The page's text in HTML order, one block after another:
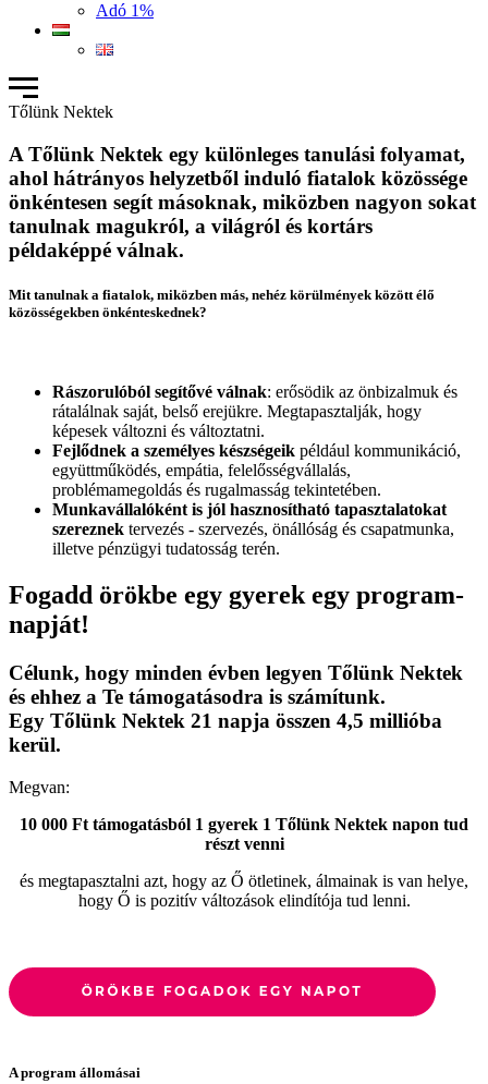
Adó 1%
Tőlünk Nektek
A Tőlünk Nektek egy különleges tanulási folyamat,
ahol hátrányos helyzetből induló fiatalok közössége
önkéntesen segít másoknak, miközben nagyon sokat
tanulnak magukról, a világról és kortárs
példaképpé válnak.
Mit tanulnak a fiatalok, miközben más, nehéz körülmények között élő
közösségekben önkénteskednek?
Rászorulóból segítővé válnak: erősödik az önbizalmuk és
rátalálnak saját, belső erejükre. Megtapasztalják, hogy
képesek változni és változtatni.
Fejlődnek a személyes készségeik például kommunikáció,
együttműködés, empátia, felelősségvállalás,
problémamegoldás és rugalmasság tekintetében.
Munkavállalóként is jól hasznosítható tapasztalatokat
szereznek tervezés - szervezés, önállóság és csapatmunka,
illetve pénzügyi tudatosság terén.
Fogadd örökbe egy gyerek egy program­
napját!
Célunk, hogy minden évben legyen Tőlünk Nektek
és ehhez a Te támogatásodra is számítunk.
Egy Tőlünk Nektek 21 napja összen 4,5 millióba
kerül.
Megvan:
10 000 Ft támogatásból 1 gyerek 1 Tőlünk Nektek napon tud
részt venni
és megtapasztalni azt, hogy az Ő ötletinek, álmainak is van helye,
hogy Ő is pozitív változások elindítója tud lenni.
A program állomásai